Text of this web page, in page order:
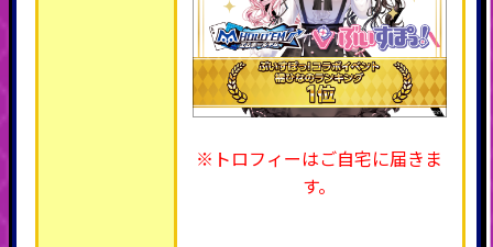
※トロフィーはご自宅に届きま
す。